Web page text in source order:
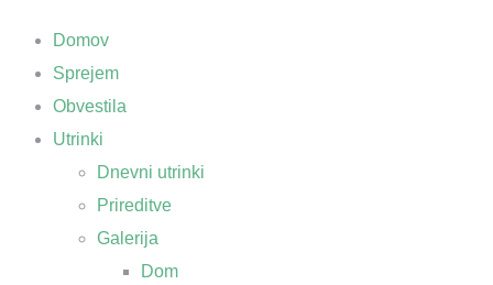
Domov
Sprejem
Obvestila
Utrinki
Dnevni utrinki
Prireditve
Galerija
Dom